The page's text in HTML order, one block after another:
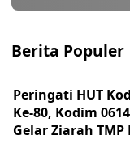
Berita Populer
Peringati HUT
Ke-80, Kodim
Gelar Ziarah TMP